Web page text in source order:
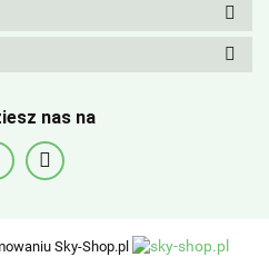
nas na
Sky-Shop.pl